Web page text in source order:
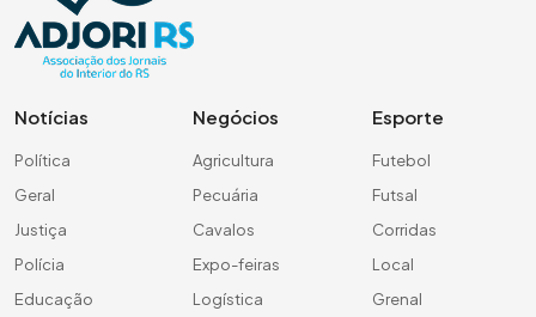
Notícias
Política
Geral
Justiça
Polícia
Educação
Negócios
Agricultura
Pecuária
Cavalos
Expo-feiras
Logística
Esporte
Futebol
Futsal
Corridas
Local
Grenal